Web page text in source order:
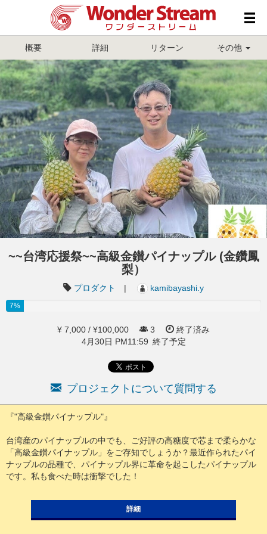
概要 詳細 リターン その他
~~台湾応援祭~~高級金鑚パイナップル (金鑽鳳
梨）
プロダクト | kamibayashi.y
7%
¥ 7,000 / ¥100,000 3
終了済み
4月30日 PM11:59 終了予定
プロジェクトについて質問する
『"高級金鑚パイナップル"』
台湾産のパイナップルの中でも、ご好評の高糖度で芯まで柔らかな
「高級金鑚パイナップル」をご存知でしょうか？最近作られたパイ
ナップルの品種で、パイナップル界に革命を起こしたパイナップル
です。私も食べた時は衝撃でした！
詳細